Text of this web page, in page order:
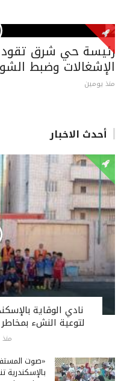
رئيسة حي شرق تقود
الإشغالات وضبط
منذ يومين
أحدث الاخبار
نادي الوقاية
لتوعية النشء
منذ 10 ساعات
«صوت
بالإسكندرية